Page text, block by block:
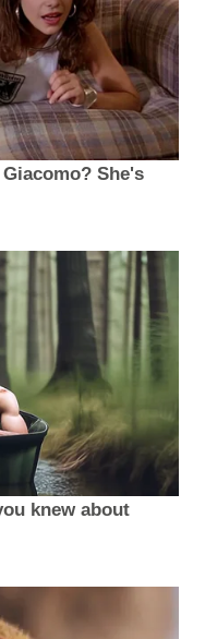
She's
knew about